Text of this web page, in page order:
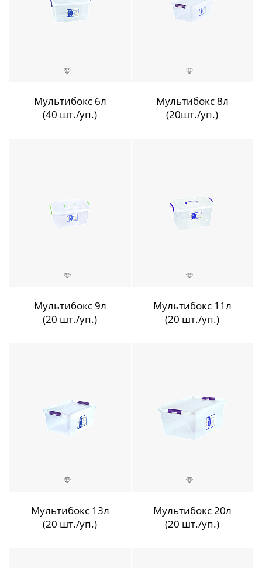
Мультибокс 6л
(40 шт./уп.)
Мультибокс 8л
(20шт./уп.)
Мультибокс 9л
(20 шт./уп.)
Мультибокс 11л
(20 шт./уп.)
Мультибокс 13л
(20 шт./уп.)
Мультибокс 20л
(20 шт./уп.)